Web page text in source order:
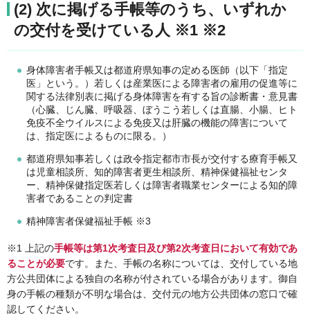
(2) 次に掲げる手帳等のうち、いずれか
の交付を受けている人 ※1 ※2
身体障害者手帳又は都道府県知事の定める医師（以下「指定
医」という。）若しくは産業医による障害者の雇用の促進等に
関する法律別表に掲げる身体障害を有する旨の診断書・意見書
（心臓、じん臓、呼吸器、ぼうこう若しくは直腸、小腸、ヒト
免疫不全ウイルスによる免疫又は肝臓の機能の障害について
は、指定医によるものに限る。）
都道府県知事若しくは政令指定都市市長が交付する療育手帳又
は児童相談所、知的障害者更生相談所、精神保健福祉センタ
ー、精神保健指定医若しくは障害者職業センターによる知的障
害者であることの判定書
精神障害者保健福祉手帳 ※3
※1 上記の手帳等は第1次考査日及び第2次考査日において有効であ
ることが必要です。また、手帳の名称については、交付している地
方公共団体による独自の名称が付されている場合があります。御自
身の手帳の種類が不明な場合は、交付元の地方公共団体の窓口で確
認してください。